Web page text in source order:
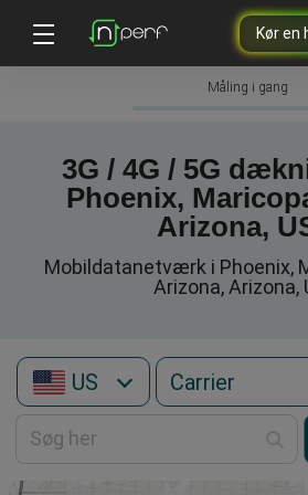
Kør en
Måling i gang
3G / 4G / 5G
Phoenix,
Arizona,
Mobildatanetværk i Phoenix,
Arizona, Arizona,
US